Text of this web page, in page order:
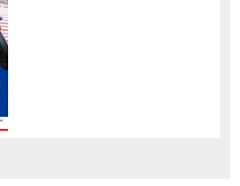
た 新型「PCX」「PCX160」「PCX e:HEV」を発表!
ルモデルがHondaバイクWebサイトで公開されました！
RALLY」をフルモデルチェンジし発表！